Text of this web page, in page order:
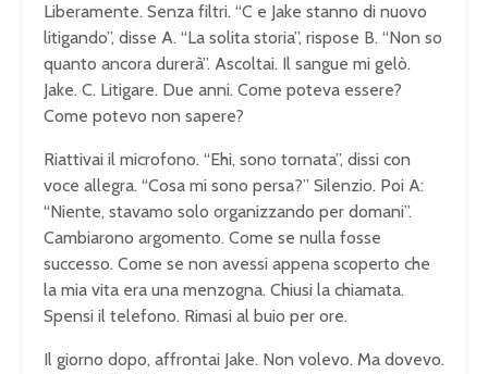
Liberamente. Senza filtri. “C e Jake stanno di nuovo
litigando”, disse A. “La solita storia”, rispose B. “Non so
quanto ancora durerà”. Ascoltai. Il sangue mi gelò.
Jake. C. Litigare. Due anni. Come poteva essere?
Come potevo non sapere?
Riattivai il microfono. “Ehi, sono tornata”, dissi con
voce allegra. “Cosa mi sono persa?” Silenzio. Poi A:
“Niente, stavamo solo organizzando per domani”.
Cambiarono argomento. Come se nulla fosse
successo. Come se non avessi appena scoperto che
la mia vita era una menzogna. Chiusi la chiamata.
Spensi il telefono. Rimasi al buio per ore.
Il giorno dopo, affrontai Jake. Non volevo. Ma dovevo.